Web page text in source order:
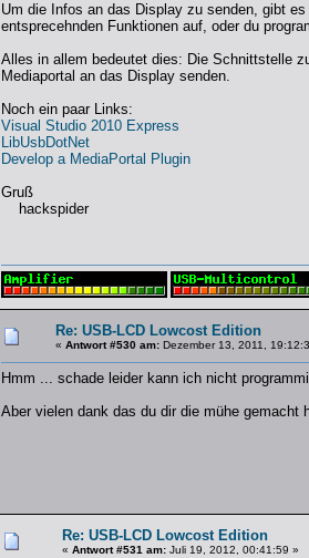
Um die Infos an das Display zu senden, gibt
entsprecehnden Funktionen auf, oder du
Alles in allem bedeutet dies: Die Schnittstelle
Mediaportal an das Display senden.
Noch ein paar Links:
Visual Studio 2010 Express
LibUsbDotNet
Develop a MediaPortal Plugin
Gruß
hackspider
Re: USB-LCD Lowcost Edition
« Antwort #530 am: Dezember 13, 2011,
Hmm ... schade leider kann ich nicht
Aber vielen dank das du dir die mühe gemacht
Re: USB-LCD Lowcost Edition
« Antwort #531 am: Juli 19, 2012, 00:41:59 »